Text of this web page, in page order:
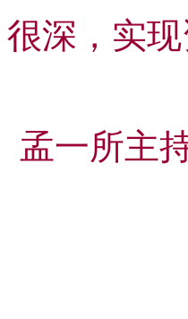
很深，实
孟一所主